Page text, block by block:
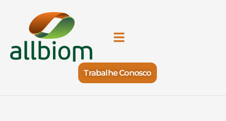
Trabalhe Conosco